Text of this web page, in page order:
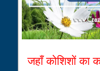
जहाँ कोशिशों का